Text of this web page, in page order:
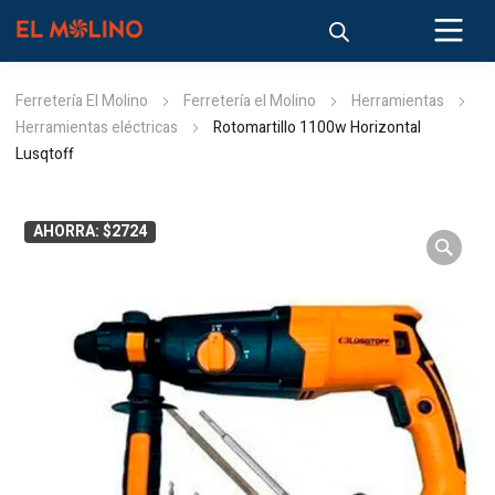
Ferretería El Molino Ferretería el Molino
Herramientas
Herramientas eléctricas
Rotomartillo 1100w Horizontal
Lusqtoff
AHORRA: $2724